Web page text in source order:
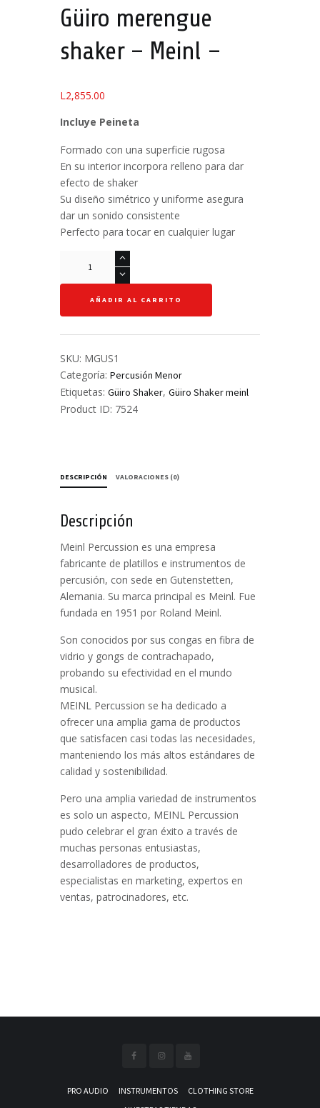
Güiro merengue
shaker – Meinl –
L2,855.00
Incluye Peineta
Formado con una superficie rugosa
En su interior incorpora relleno para dar
efecto de shaker
Su diseño simétrico y uniforme asegura
dar un sonido consistente
Perfecto para tocar en cualquier lugar
merengue
cantidad
AÑADIR AL CARRITO
SKU: MGUS1
Categoría: Percusión Menor
Etiquetas: Güiro Shaker, Güiro Shaker meinl
Product ID: 7524
DESCRIPCIÓN VALORACIONES (0)
Descripción
Meinl Percussion es una empresa
fabricante de platillos e instrumentos de
percusión, con sede en Gutenstetten,
Alemania. Su marca principal es Meinl. Fue
fundada en 1951 por Roland Meinl.
Son conocidos por sus congas en fibra de
vidrio y gongs de contrachapado,
probando su efectividad en el mundo
musical.
MEINL Percussion se ha dedicado a
ofrecer una amplia gama de productos
que satisfacen casi todas las necesidades,
manteniendo los más altos estándares de
calidad y sostenibilidad.
Pero una amplia variedad de instrumentos
es solo un aspecto, MEINL Percussion
pudo celebrar el gran éxito a través de
muchas personas entusiastas,
desarrolladores de productos,
especialistas en marketing, expertos en
ventas, patrocinadores, etc.
PRO AUDIO INSTRUMENTOS
CLOTHING STORE